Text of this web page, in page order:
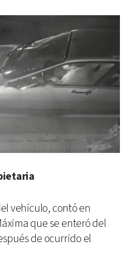
vehículo, contó en
que se enteró del
de ocurrido el